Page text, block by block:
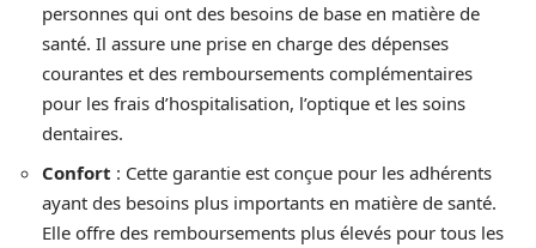
personnes qui ont des besoins de base en matière de
santé. Il assure une prise en charge des dépenses
courantes et des remboursements complémentaires
pour les frais d’hospitalisation, l’optique et les soins
dentaires.
Confort : Cette garantie est conçue pour les adhérents
ayant des besoins plus importants en matière de santé.
Elle offre des remboursements plus élevés pour tous les